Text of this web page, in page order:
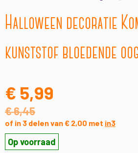
Halloween decoratie
kunststof bloedende
€ 5,99
€ 6,45
of in 3 delen van € 2,00 met in3
Op voorraad
het
van